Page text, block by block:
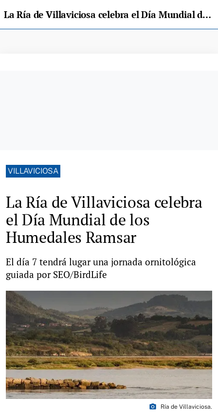
La Ría de Villaviciosa celebra el Día Mundial de los Humedales Ramsar
VILLAVICIOSA
La Ría de Villaviciosa celebra
el Día Mundial de los
Humedales Ramsar
El día 7 tendrá lugar una jornada ornitológica
guiada por SEO/BirdLife
photo_camera Ría de Villaviciosa.